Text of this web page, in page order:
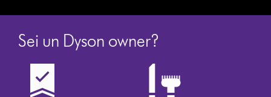
Sei un Dyson owner?